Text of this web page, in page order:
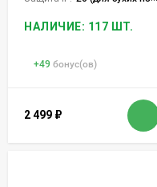
НАЛИЧИЕ: 117 ШТ.
+49 бонус(ов)
2 499 ₽